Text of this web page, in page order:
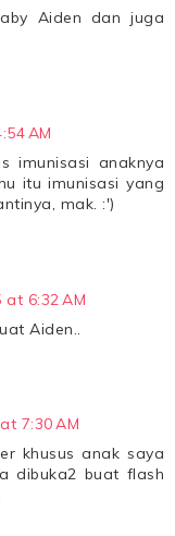
Aiden dan juga
AM
imunisasi anaknya
itu imunisasi yang
mak. :')
6:32 AM
Aiden..
7:30 AM
khusus anak saya
dibuka2 buat flash